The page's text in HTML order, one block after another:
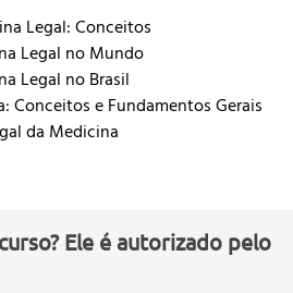
Legal: Conceitos
Legal no Mundo
Legal no Brasil
Conceitos e Fundamentos Gerais
da Medicina
do Médico
Perícias Médico-Legais
Notificações, Atestados,
Ele é autorizado pelo